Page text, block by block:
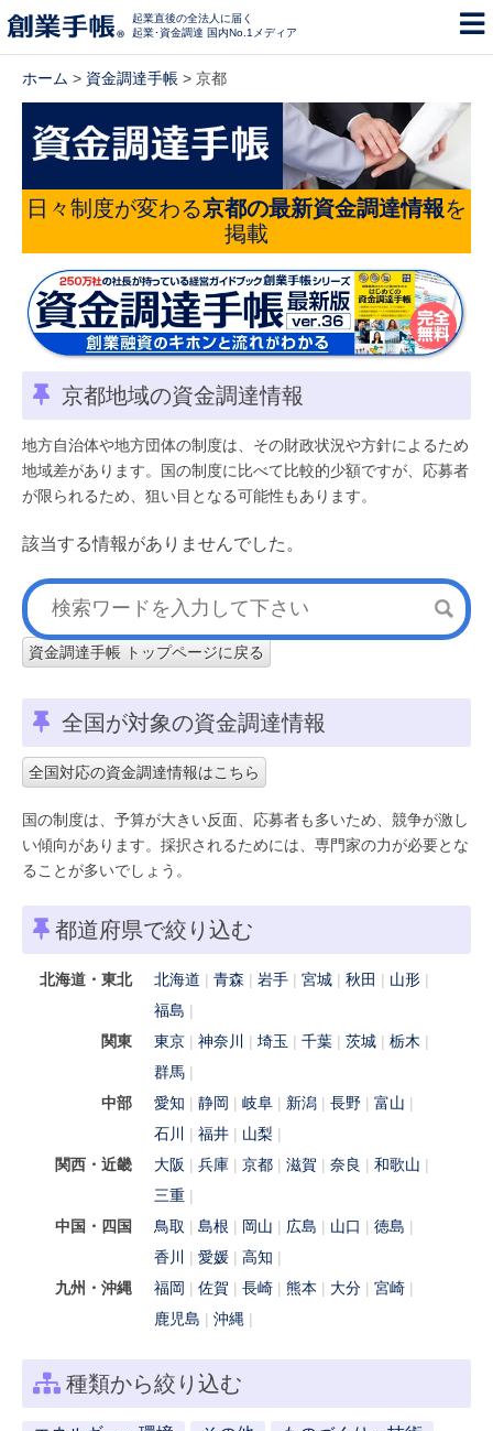
起業直後の全法人に届く
起業･資金調達 国内No.1メディア
ホーム > 資金調達手帳 > 京都
日々制度が変わる京都の最新資金調達情報を
掲載
京都地域の資金調達情報
地方自治体や地方団体の制度は、その財政状況や方針によるため
地域差があります。国の制度に比べて比較的少額ですが、応募者
が限られるため、狙い目となる可能性もあります。
該当する情報がありませんでした。
資金調達手帳 トップページに戻る
全国が対象の資金調達情報
全国対応の資金調達情報はこちら
国の制度は、予算が大きい反面、応募者も多いため、競争が激し
い傾向があります。採択されるためには、専門家の力が必要とな
ることが多いでしょう。
都道府県で絞り込む
北海道・東北 北海道 青森 岩手 宮城 秋田
山形
福島
関東
東京 神奈川 埼玉 千葉 茨城
栃木
群馬
中部
愛知 静岡 岐阜 新潟 長野
富山
石川
福井
山梨
関西・近畿
大阪 兵庫 京都 滋賀 奈良
和歌山
三重
中国・四国
鳥取 島根 岡山 広島 山口
徳島
香川
愛媛
高知
九州・沖縄
福岡 佐賀 長崎 熊本 大分
宮崎
鹿児島
沖縄
種類から絞り込む